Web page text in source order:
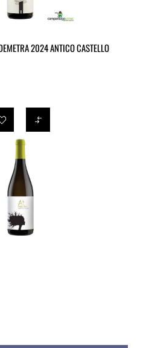
2024 ANTICO CASTELLO